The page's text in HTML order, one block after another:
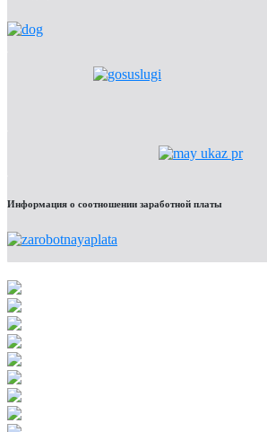
Информация о соотношении заработной платы